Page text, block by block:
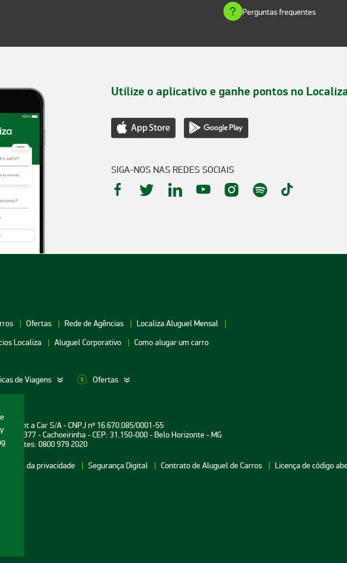
Perguntas frequentes
Utilize o aplicativo e ganhe pontos no
SIGA-NOS NAS REDES SOCIAIS
Ofertas Rede de Agências
Localiza Aluguel Mensal
Localiza Aluguel Corporativo Como alugar um carro
de Viagens Ofertas
Aluguel de Carros Goiânia
Aluguel de Carros Guarulhos
Aluguel de Carros Natal
Aluguel de Carros Salvador
Aluguel de Carros Aracaju
Aluguel de Carros
Rent a Car S/A - CNPJ nº 16.670.085/0001-55
n° 377 - Cachoeirinha - CEP: 31.150-000 - Belo Horizonte - MG
Clientes: 0800 979 2020
Portal da privacidade Segurança Digital Contrato de Aluguel de Carros
Licença de código